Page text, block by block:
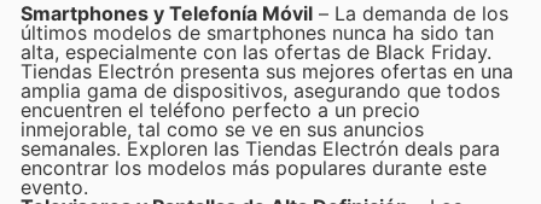
Smartphones y Telefonía Móvil – La demanda de los
últimos modelos de smartphones nunca ha sido tan
alta, especialmente con las ofertas de Black Friday.
Tiendas Electrón presenta sus mejores ofertas en una
amplia gama de dispositivos, asegurando que todos
encuentren el teléfono perfecto a un precio
inmejorable, tal como se ve en sus anuncios
semanales. Exploren las Tiendas Electrón deals para
encontrar los modelos más populares durante este
evento.